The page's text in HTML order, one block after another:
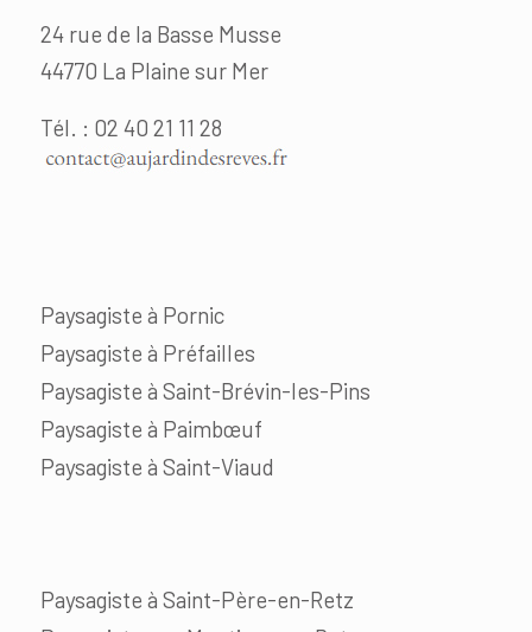
24 rue de la Basse Musse
44770 La Plaine sur Mer
Tél. : 02 40 21 11 28
Paysagiste à Pornic
Paysagiste à Préfailles
Paysagiste à Saint-Brévin-les-Pins
Paysagiste à Paimbœuf
Paysagiste à Saint-Viaud
Paysagiste à Saint-Père-en-Retz